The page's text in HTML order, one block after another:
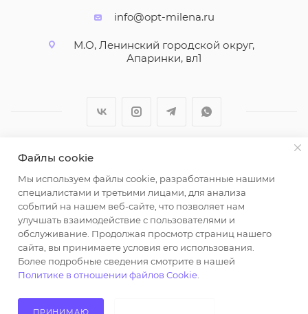
info@opt-milena.ru
М.О, Ленинский городской округ,
Апаринки, вл1
2026 © ООО "Вайт Текстиль групп"
Любая информация на сайте носит справочный
характер и не является публичной офертой
определяемой положениями пункта 2 статьи 437
Гражданского кодекса Российской Федерации.
Использование любых материалов, опубликованных
на https://opt-milena.ru, допустимо только при
наличии письменного разрешения редакции и
активной ссылки на https://opt-milena.ru
Файлы cookie
Мы используем файлы cookie, разработанные нашими
специалистами и третьими лицами, для анализа
событий на нашем веб-сайте, что позволяет нам
улучшать взаимодействие с пользователями и
обслуживание. Продолжая просмотр страниц нашего
сайта, вы принимаете условия его использования.
Более подробные сведения смотрите в нашей
Политике в отношении файлов Cookie
ПРИНИМАЮ